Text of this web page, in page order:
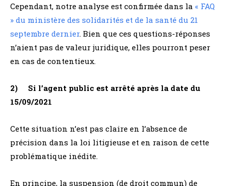
Cependant, notre analyse est confirmée dans la « FAQ
» du ministère des solidarités et de la santé du 21
septembre dernier. Bien que ces questions-réponses
n’aient pas de valeur juridique, elles pourront peser
en cas de contentieux.
2) Si l’agent public est arrêté après la date du
15/09/2021
Cette situation n’est pas claire en l’absence de
précision dans la loi litigieuse et en raison de cette
problématique inédite.
En principe, la suspension (de droit commun) de